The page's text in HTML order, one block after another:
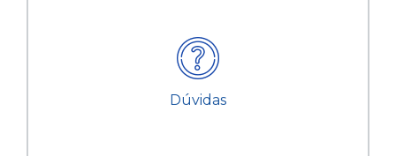
Dúvidas